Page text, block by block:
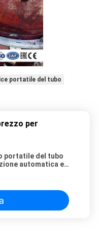
portatile del tubo
per
portatile del tubo
automatica e